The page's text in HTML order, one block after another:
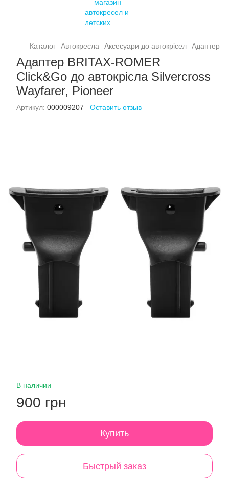
Каталог Автокресла Аксесуари до автокрісел Адаптер
Адаптер BRITAX-ROMER
Click&Go до автокрісла Silvercross
Wayfarer, Pioneer
Артикул: 000009207 Оставить отзыв
В наличии
900 грн
Купить
Быстрый заказ